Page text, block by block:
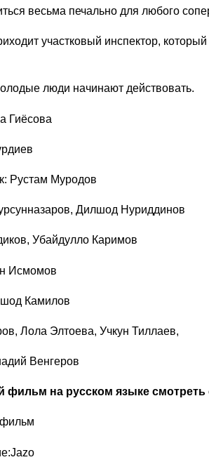
весьма печально для любого
участковый инспектор,
люди начинают действовать.
Гиёсова
Рустам Муродов
Дилшод Нуриддинов
Убайдулло Каримов
Исмомов
Камилов
Лола Элтоева, Учкун Тиллаев,
Венгеров
фильм на русском языке смотреть
фильм